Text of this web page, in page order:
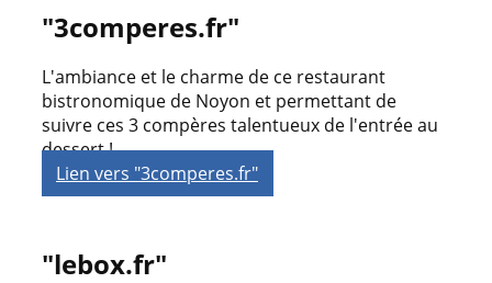
"3comperes.fr"
L'ambiance et l​e charme de ce restaurant
bistronomique de Noyon et permettant de
suivre ces 3 compères talentueux de l'entrée au
dessert !
Lien vers "3comperes.fr"
"lebox.fr"